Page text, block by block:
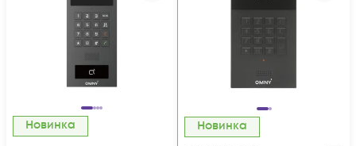
Новинка Новинка